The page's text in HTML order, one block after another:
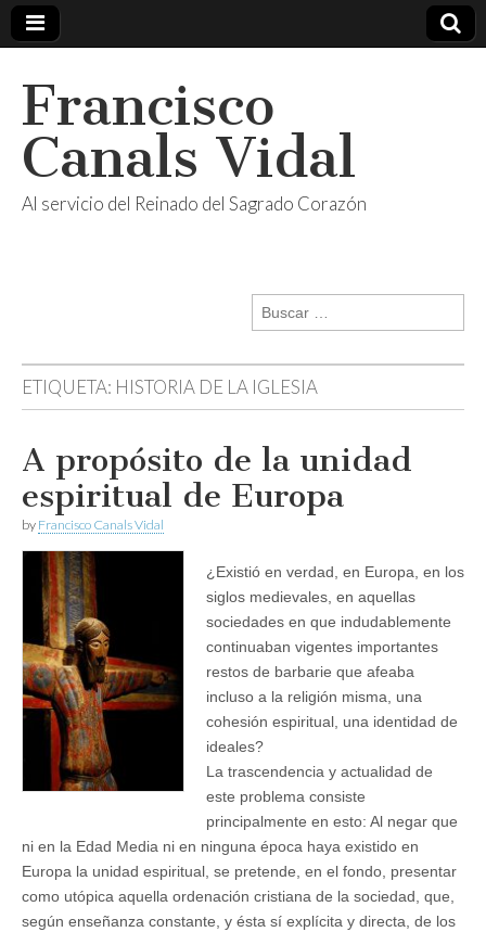
Francisco
Canals Vidal
Al servicio del Reinado del Sagrado Corazón
Buscar:
ETIQUETA: HISTORIA DE LA IGLESIA
A propósito de la unidad
espiritual de Europa
by Francisco Canals Vidal
¿Existió en verdad, en Europa, en los
siglos medievales, en aquellas
sociedades en que indudablemente
continuaban vigentes importantes
restos de barbarie que afeaba
incluso a la religión misma, una
cohesión espiritual, una identidad de
ideales?
La trascendencia y actualidad de
este problema consiste
principalmente en esto: Al negar que
ni en la Edad Media ni en ninguna época haya existido en
Europa la unidad espiritual, se pretende, en el fondo, presentar
como utópica aquella ordenación cristiana de la sociedad, que,
según enseñanza constante, y ésta sí explícita y directa, de los